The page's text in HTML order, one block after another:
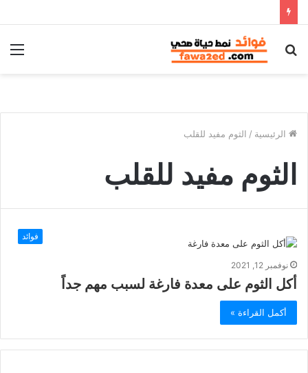
بحث
الرئيسية / الثوم مفيد للقلب
الثوم مفيد للقلب
فوائد
نوفمبر 12, 2021
أكل الثوم على معدة فارغة لسبب مهم جداً
أكمل القراءة »